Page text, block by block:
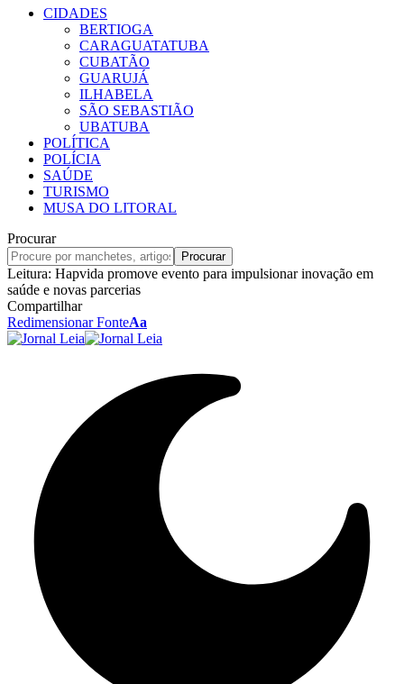
CIDADES
BERTIOGA
CARAGUATATUBA
CUBATÃO
GUARUJÁ
ILHABELA
SÃO SEBASTIÃO
UBATUBA
POLÍTICA
POLÍCIA
SAÚDE
TURISMO
MUSA DO LITORAL
Procurar
Leitura: Hapvida promove evento para impulsionar inovação em
saúde e novas parcerias
Compartilhar
Redimensionar FonteAa